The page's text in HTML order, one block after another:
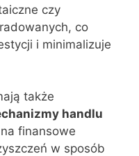
czy
co
i minimalizuje
także
handlu
finansowe
w sposób